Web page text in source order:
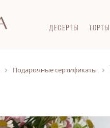
ДЕСЕРТЫ ТОРТЫ
Подарочные сертификаты